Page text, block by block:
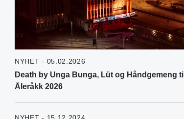
NYHET - 05.02.2026
Death by Unga Bunga, Lüt og Håndgemeng til
Åleråkk 2026